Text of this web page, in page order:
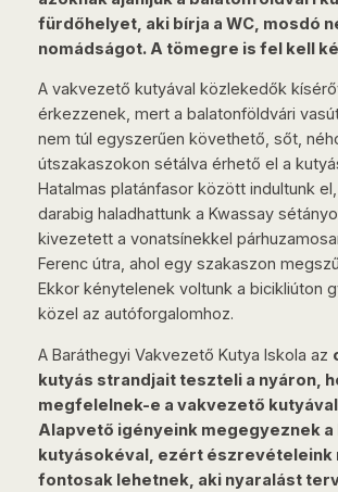
fürdőhelyet, aki bírja a WC, mosdó
nomádságot. A tömegre is fel kell
A vakvezető kutyával közlekedők
érkezzenek, mert a balatonföldvári
nem túl egyszerűen követhető, sőt,
útszakaszokon sétálva érhető el a
Hatalmas platánfasor között indultunk
darabig haladhattunk a Kwassay
kivezetett a vonatsínekkel
Ferenc útra, ahol egy szakaszon
Ekkor kénytelenek voltunk a bicikliúton
közel az autóforgalomhoz.
A Baráthegyi Vakvezető Kutya Iskola az
kutyás strandjait teszteli a nyáron,
megfelelnek-e a vakvezető
Alapvető igényeink megegyeznek a
kutyásokéval, ezért észrevételeink
fontosak lehetnek, aki nyaralást